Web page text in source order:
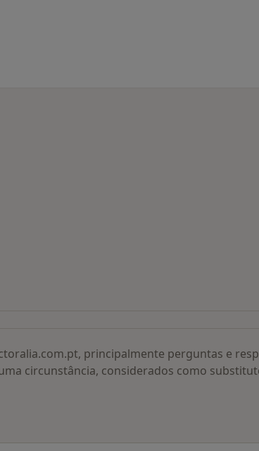
principalmente perguntas e
circunstância, considerados como